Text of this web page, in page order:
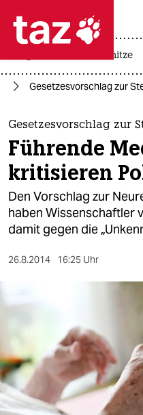
 taz
taz zahl
themen
politik
öko
gesellschaft
berlin
wahrheit
verlag
hitze
Gesetzesvorschlag zur
Gesetzesvorschlag zur
Führende
kritisieren
Den Vorschlag zur
haben Wissenschaftler
damit gegen die
26.8.2014 16:25 Uhr